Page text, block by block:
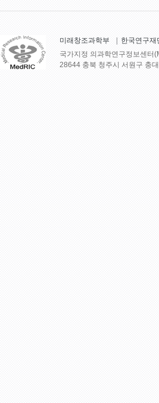
미래창조과학부 한국연구재
국가지정 의과학연구정보센터
28644 충북 청주시 서원구 충